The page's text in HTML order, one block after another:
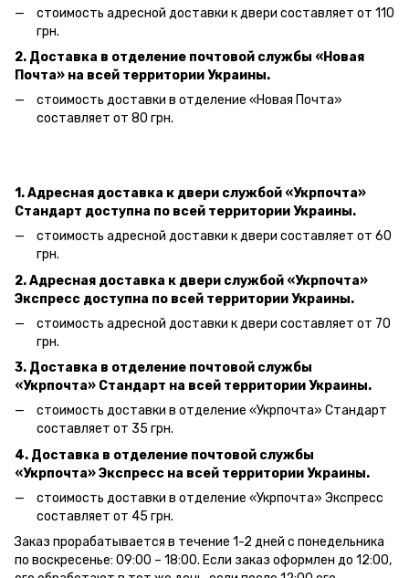
стоимость адресной доставки к двери составляет от 110
грн.
2. Доставка в отделение почтовой службы «Новая
Почта» на всей территории Украины.
стоимость доставки в отделение «Новая Почта»
составляет от 80 грн.
1. Адресная доставка к двери службой «Укрпочта»
Стандарт доступна по всей территории Украины.
стоимость адресной доставки к двери составляет от 60
грн.
2. Адресная доставка к двери службой «Укрпочта»
Экспресс доступна по всей территории Украины.
стоимость адресной доставки к двери составляет от 70
грн.
3. Доставка в отделение почтовой службы
«Укрпочта» Стандарт на всей территории Украины.
стоимость доставки в отделение «Укрпочта» Стандарт
составляет от 35 грн.
4. Доставка в отделение почтовой службы
«Укрпочта» Экспресс на всей территории Украины.
стоимость доставки в отделение «Укрпочта» Экспресс
составляет от 45 грн.
Заказ прорабатывается в течение 1-2 дней с понедельника
по воскресенье: 09:00 – 18:00. Если заказ оформлен до 12:00,